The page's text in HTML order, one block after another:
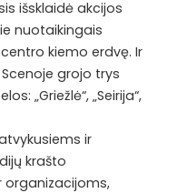
išsklaidė akcijos
nuotaikingais
kiemo erdvę. Ir
grojo trys
„Griežlė“, „Seirija“,
ir
krašto